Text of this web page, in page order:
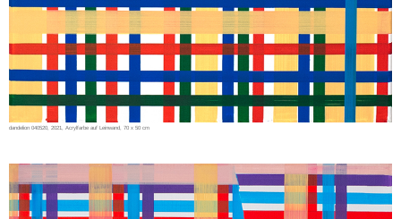
dandelion 040520, 2021, Acrylfarbe auf Leinwand, 70 x 50 cm